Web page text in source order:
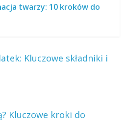
twarzy: 10 kroków do
Kluczowe składniki i
Kluczowe kroki do